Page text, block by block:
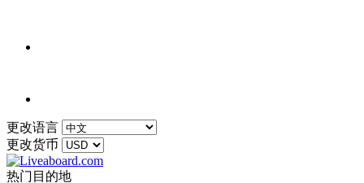
更改语言
更改货币
热门目的地